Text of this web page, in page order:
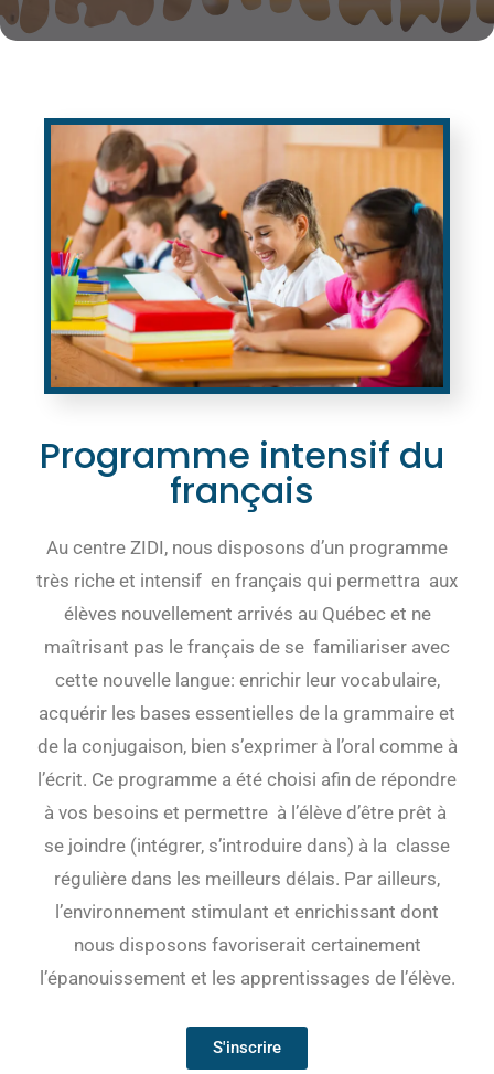
Programme intensif du
français
Au centre ZIDI, nous disposons d’un programme
très riche et intensif en français qui permettra aux
élèves nouvellement arrivés au Québec et ne
maîtrisant pas le français de se familiariser avec
cette nouvelle langue: enrichir leur vocabulaire,
acquérir les bases essentielles de la grammaire et
de la conjugaison, bien s’exprimer à l’oral comme à
l’écrit. Ce programme a été choisi afin de répondre
à vos besoins et permettre à l’élève d’être prêt à
se joindre (intégrer, s’introduire dans) à la classe
régulière dans les meilleurs délais. Par ailleurs,
l’environnement stimulant et enrichissant dont
nous disposons favoriserait certainement
l’épanouissement et les apprentissages de l’élève.
S'inscrire